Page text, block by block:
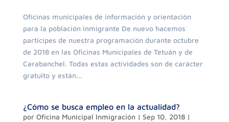
Oficinas municipales de información y orientación
para la población inmigrante De nuevo hacemos
participes de nuestra programación durante octubre
de 2018 en las Oficinas Municipales de Tetuán y de
Carabanchel. Todas estas actividades son de carácter
gratuito y están...
¿Cómo se busca empleo en la actualidad?
por Oficina Municipal Inmigración| Sep 10, 2018|